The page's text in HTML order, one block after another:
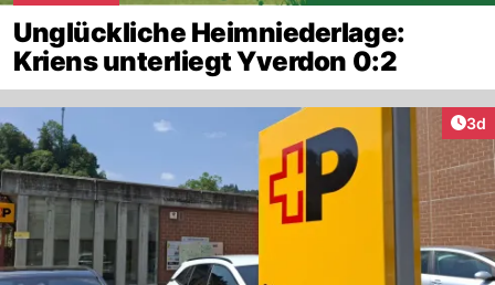
Unglückliche Heimniederlage:
Kriens unterliegt Yverdon 0:2
3d